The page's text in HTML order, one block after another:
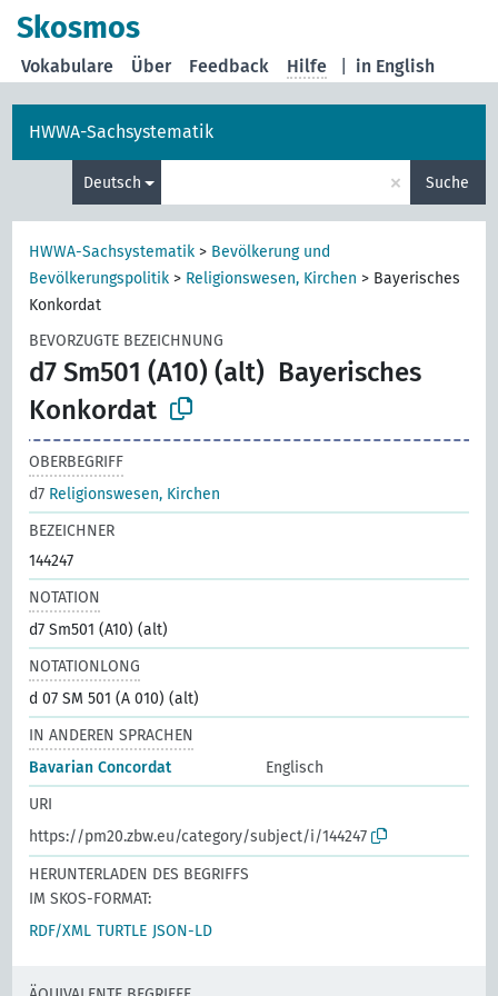
Skosmos
in English
Vokabulare Über Feedback Hilfe
HWWA-Sachsystematik
Deutsch × Suche
HWWA-Sachsystematik > Bevölkerung und
Bevölkerungspolitik > Religionswesen, Kirchen > Bayerisches
Konkordat
BEVORZUGTE BEZEICHNUNG
d7 Sm501 (A10) (alt) Bayerisches
Konkordat
OBERBEGRIFF
d7 Religionswesen, Kirchen
BEZEICHNER
144247
NOTATION
d7 Sm501 (A10) (alt)
NOTATIONLONG
d 07 SM 501 (A 010) (alt)
IN ANDEREN SPRACHEN
Bavarian Concordat
Englisch
URI
https://pm20.zbw.eu/category/subject/i/144247
HERUNTERLADEN DES BEGRIFFS
IM SKOS-FORMAT:
RDF/XML TURTLE JSON-LD